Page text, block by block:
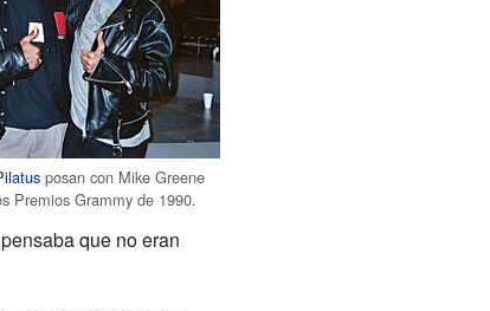
posan con Mike Greene
Premios Grammy de 1990.
que no eran